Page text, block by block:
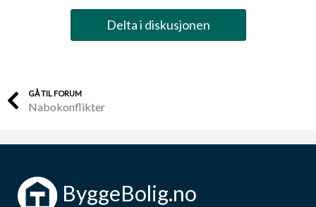
Delta i diskusjonen
GÅ TIL FORUM
Nabokonflikter
ByggeBolig.no